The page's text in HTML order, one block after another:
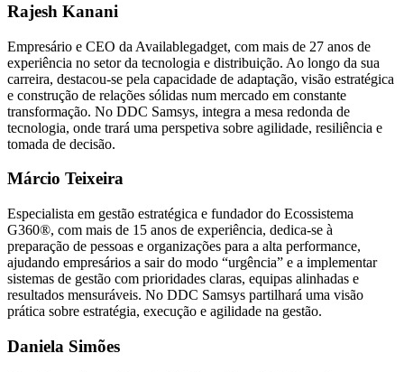
Rajesh Kanani
Empresário e CEO da Availablegadget, com mais de 27 anos de
experiência no setor da tecnologia e distribuição. Ao longo da sua
carreira, destacou-se pela capacidade de adaptação, visão estratégica
e construção de relações sólidas num mercado em constante
transformação. No DDC Samsys, integra a mesa redonda de
tecnologia, onde trará uma perspetiva sobre agilidade, resiliência e
tomada de decisão.
Márcio Teixeira
Especialista em gestão estratégica e fundador do Ecossistema
G360®, com mais de 15 anos de experiência, dedica-se à
preparação de pessoas e organizações para a alta performance,
ajudando empresários a sair do modo “urgência” e a implementar
sistemas de gestão com prioridades claras, equipas alinhadas e
resultados mensuráveis. No DDC Samsys partilhará uma visão
prática sobre estratégia, execução e agilidade na gestão.
Daniela Simões